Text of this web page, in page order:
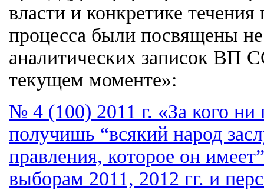
власти и конкретике течения
процесса были посвящены
аналитических записок ВП
текущем моменте»:
№ 4 (100) 2011 г. «За кого
получишь “всякий народ
правления, которое он
выборам 2011, 2012 гг. и